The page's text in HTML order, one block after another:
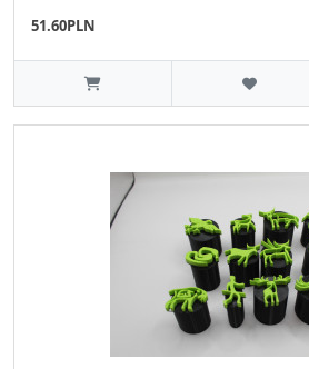
51.60PLN